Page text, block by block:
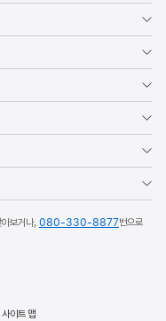
아보거나, 080-330-8877번으로
사이트 맵